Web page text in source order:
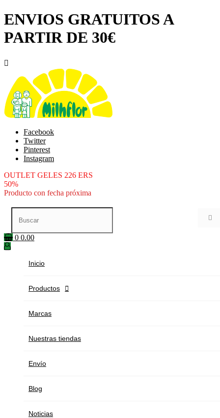
ENVIOS GRATUITOS A
PARTIR DE 30€

Facebook
Twitter
Pinterest
Instagram
OUTLET GELES 226 ERS
50%
Producto con fecha próxima

0 0.00
Inicio
Productos 
Marcas
Nuestras tiendas
Envío
Blog
Noticias